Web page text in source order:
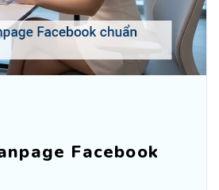
Facebook